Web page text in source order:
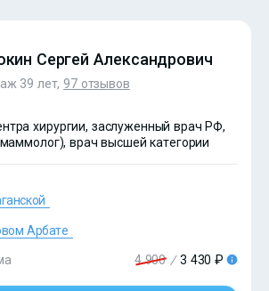
Сергей Александрович
39 лет, 97 отзывов
хирургии, заслуженный врач РФ,
врач высшей категории
Арбате
4 900 / 3 430 ₽